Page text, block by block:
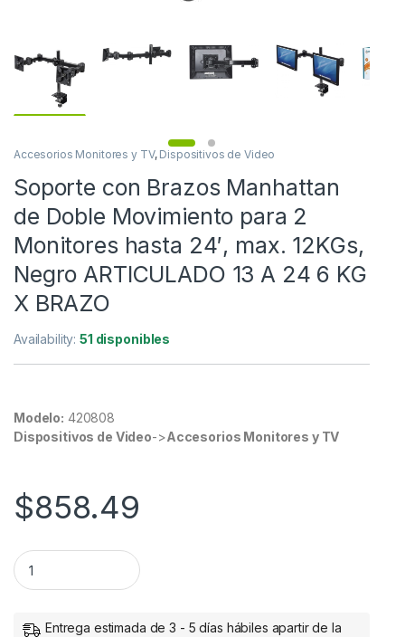
Accesorios Monitores y TV, Dispositivos de Video
Soporte con Brazos Manhattan
de Doble Movimiento para 2
Monitores hasta 24′, max. 12KGs,
Negro ARTICULADO 13 A 24 6 KG
X BRAZO
Availability:51 disponibles
Modelo: 420808
Dispositivos de Video->Accesorios Monitores y TV
$858.49
Soporte con Brazos Manhattan de Doble Movimiento para 2
Entrega estimada de 3 - 5 días hábiles apartir de la